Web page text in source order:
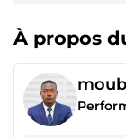
À propos